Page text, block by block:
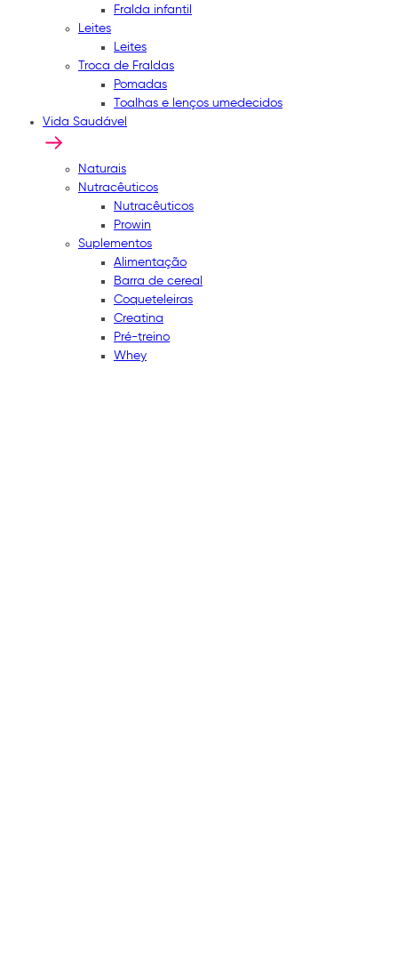
Fralda infantil
Leites
Leites
Troca de Fraldas
Pomadas
Toalhas e lenços umedecidos
Vida Saudável
Naturais
Nutracêuticos
Nutracêuticos
Prowin
Suplementos
Alimentação
Barra de cereal
Coqueteleiras
Creatina
Pré-treino
Whey